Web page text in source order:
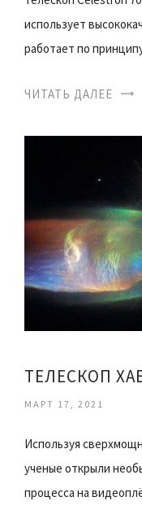
использует
работает по
ЧИТАТЬ ДАЛЕЕ
ТЕЛЕСКОП
МАРТ 17, 2021
Используя
ученые открыли
процесса на